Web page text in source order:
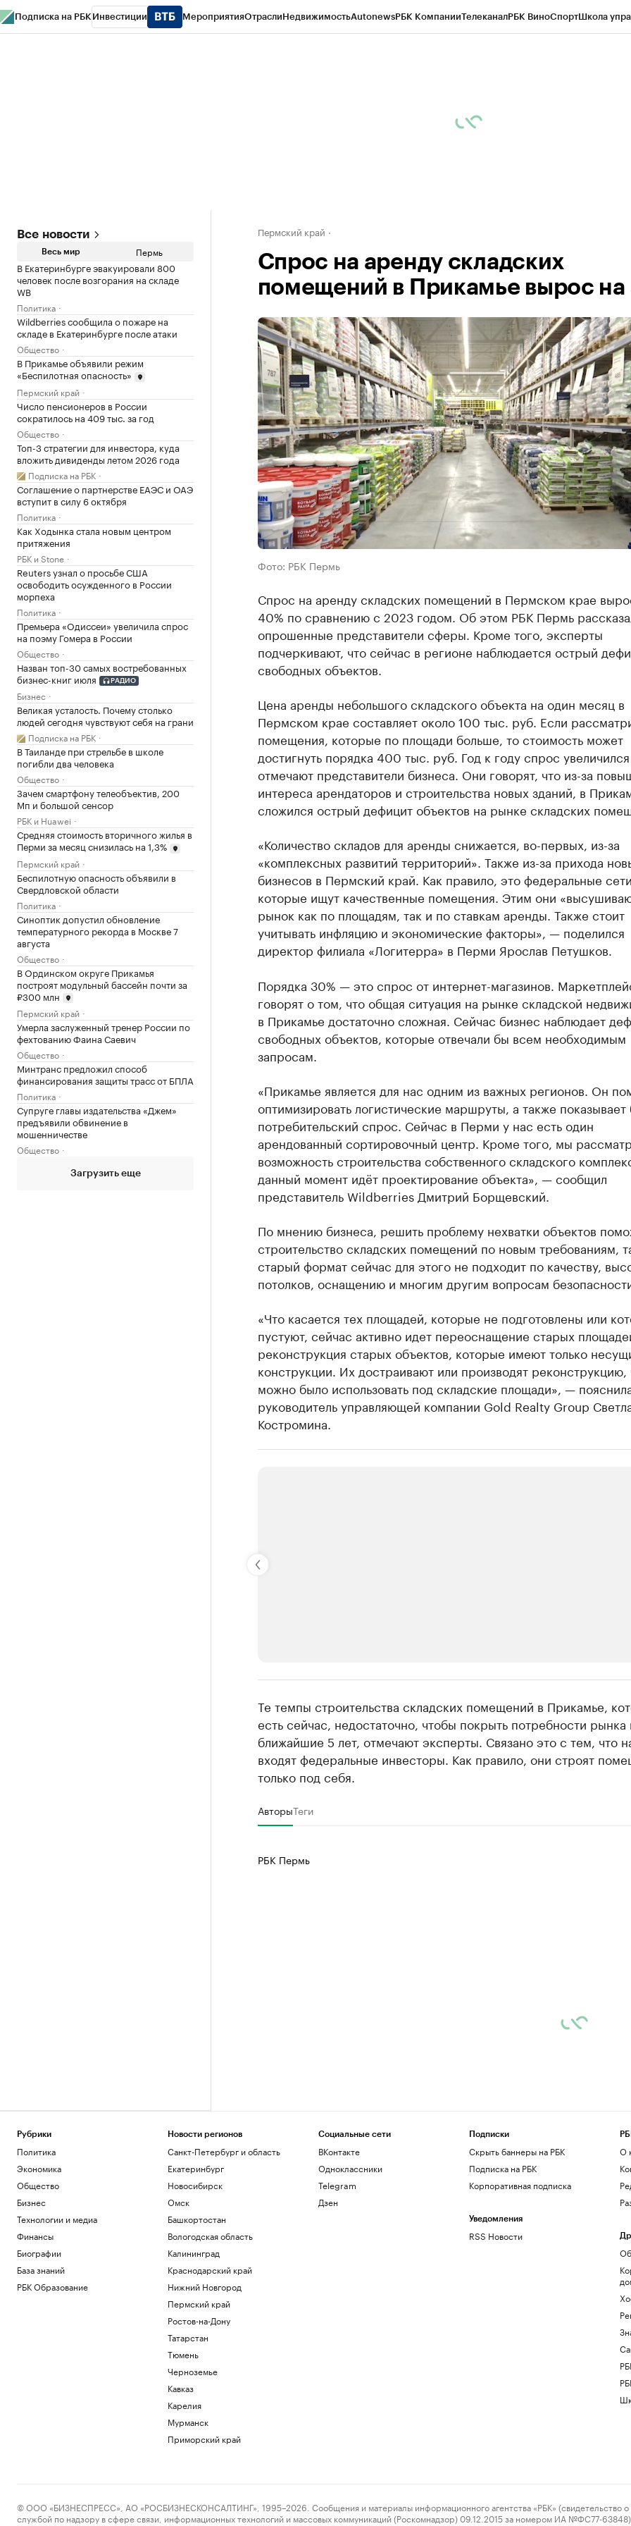
Подписка на РБК Инвестиции МероприятияОтраслиНедвижимостьAutonewsРБК КомпанииТелеканалРБК ВиноСпортШкола
Все новости
Весь мир Пермь
В Екатеринбурге эвакуировали 800
человек после возгорания на складе
WB
Политика
Wildberries сообщила о пожаре на
складе в Екатеринбурге после атаки
Общество
В Прикамье объявили режим
«Беспилотная опасность»
Пермский край
Число пенсионеров в России
сократилось на 409 тыс. за год
Общество
Топ-3 стратегии для инвестора, куда
вложить дивиденды летом 2026 года
Подписка на РБК
Соглашение о партнерстве ЕАЭС и ОАЭ
вступит в силу 6 октября
Политика
Как Ходынка стала новым центром
притяжения
РБК и Stone
Reuters узнал о просьбе США
освободить осужденного в России
морпеха
Политика
Премьера «Одиссеи» увеличила спрос
на поэму Гомера в России
Общество
Назван топ-30 самых востребованных
бизнес-книг июля
РАДИО
Бизнес
Великая усталость. Почему столько
людей сегодня чувствуют себя на грани
Подписка на РБК
В Таиланде при стрельбе в школе
погибли два человека
Общество
Зачем смартфону телеобъектив, 200
Мп и большой сенсор
РБК и Huawei
Средняя стоимость вторичного жилья в
Перми за месяц снизилась на 1,3%
Пермский край
Беспилотную опасность объявили в
Свердловской области
Политика
Синоптик допустил обновление
температурного рекорда в Москве 7
августа
Общество
В Ординском округе Прикамья
построят модульный бассейн почти за
₽300 млн
Пермский край
Умерла заслуженный тренер России по
фехтованию Фаина Саевич
Общество
Минтранс предложил способ
финансирования защиты трасс от БПЛА
Политика
Супруге главы издательства «Джем»
предъявили обвинение в
мошенничестве
Общество
Загрузить еще
Пермский край
Спрос на аренду складских
помещений в Прикамье вырос на
Фото: РБК Пермь
Спрос на аренду складских помещений в Пермском крае
40% по сравнению с 2023 годом. Об этом РБК Пермь
опрошенные представители сферы. Кроме того, эксперты
подчеркивают, что сейчас в регионе наблюдается острый
свободных объектов.
Цена аренды небольшого складского объекта на один месяц в
Пермском крае составляет около 100 тыс. руб. Если
помещения, которые по площади больше, то стоимость может
достигнуть порядка 400 тыс. руб. Год к году спрос
отмечают представители бизнеса. Они говорят, что из-за
интереса арендаторов и строительства новых зданий, в
сложился острый дефицит объектов на рынке складских
«Количество складов для аренды снижается, во-первых, из-за
«комплексных развитий территорий». Также из-за прихода
бизнесов в Пермский край. Как правило, это федеральные сети,
которые ищут качественные помещения. Этим они
рынок как по площадям, так и по ставкам аренды. Также стоит
учитывать инфляцию и экономические факторы», — поделился
директор филиала «Логитерра» в Перми Ярослав Петушков.
Порядка 30% — это спрос от интернет-магазинов.
говорят о том, что общая ситуация на рынке складской
в Прикамье достаточно сложная. Сейчас бизнес наблюдает
свободных объектов, которые отвечали бы всем необходимым
запросам.
«Прикамье является для нас одним из важных регионов. Он
оптимизировать логистические маршруты, а также
потребительский спрос. Сейчас в Перми у нас есть один
арендованный сортировочный центр. Кроме того, мы
возможность строительства собственного складского
данный момент идёт проектирование объекта», — сообщил
представитель Wildberries Дмитрий Борщевский.
По мнению бизнеса, решить проблему нехватки объектов
строительство складских помещений по новым требованиям,
старый формат сейчас для этого не подходит по качеству,
потолков, оснащению и многим другим вопросам
«Что касается тех площадей, которые не подготовлены или
пустуют, сейчас активно идет переоснащение старых
реконструкция старых объектов, которые имеют только
конструкции. Их достраивают или производят реконструкцию,
можно было использовать под складские площади», —
руководитель управляющей компании Gold Realty Group
Костромина.
Крупные организации в нефтегазовой
Найдите и проверьте данные в каталоге
Те темпы строительства складских помещений в Прикамье,
есть сейчас, недостаточно, чтобы покрыть потребности рынка
ближайшие 5 лет, отмечают эксперты. Связано это с тем, что
входят федеральные инвесторы. Как правило, они строят
только под себя.
АвторыТеги
РБК Пермь
Рубрики
Политика
Экономика
Общество
Бизнес
Технологии и медиа
Финансы
Биографии
База знаний
РБК Образование
Новости регионов
Санкт-Петербург и область
Екатеринбург
Новосибирск
Омск
Башкортостан
Вологодская область
Калининград
Краснодарский край
Нижний Новгород
Пермский край
Ростов-на-Дону
Татарстан
Тюмень
Черноземье
Кавказ
Карелия
Мурманск
Приморский край
Социальные сети
ВКонтакте
Одноклассники
Telegram
Дзен
Подписки
Скрыть баннеры на РБК
Подписка на РБК
Корпоративная подписка
Уведомления
RSS Новости
О
© ООО «БИЗНЕСПРЕСС», АО «РОСБИЗНЕСКОНСАЛТИНГ», 1995–2026. Сообщения и материалы информационного агентства «РБК» (свидетельство о
службой по надзору в сфере связи, информационных технологий и массовых коммуникаций (Роскомнадзор) 09.12.2015 за номером ИА №ФС77-63848)